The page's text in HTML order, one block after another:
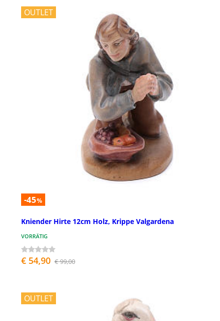
OUTLET
-45%
Kniender Hirte 12cm Holz, Krippe Valgardena
VORRÄTIG
€ 54,90 € 99,00
OUTLET